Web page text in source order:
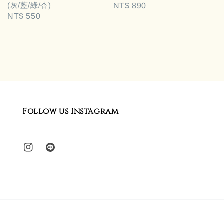
(灰/藍/綠/杏)
Regular
NT$ 550
Regular
NT$ 890
Follow us Instagram